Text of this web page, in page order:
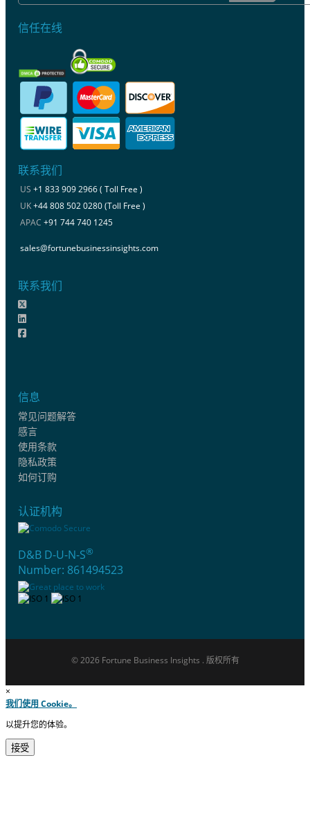
信任在线
联系我们
US +1 833 909 2966 ( Toll Free )
UK+44 808 502 0280 (Toll Free )
APAC +91 744 740 1245
sales@fortunebusinessinsights.com
联系我们
信息
常见问题解答
感言
使用条款
隐私政策
如何订购
认证机构
D&B D-U-N-S®
Number: 861494523
© 2026 Fortune Business Insights . 版权所有
×
我们使用 Cookie。
以提升您的体验。
接受